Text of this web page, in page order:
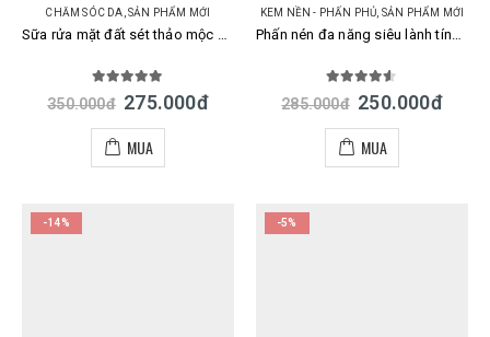
CHĂM SÓC DA ,SẢN PHẨM MỚI
out of 5
350.000đ 275.000đ
MUA
KEM NỀN - PHẤN PHỦ SẢN PHẨM MỚI
out of 5
285.000đ 250.000đ
MUA
-14% -5%